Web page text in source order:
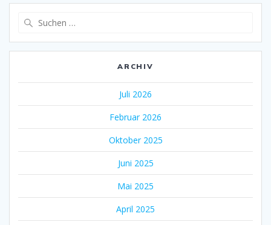
ARCHIV
Juli 2026
Februar 2026
Oktober 2025
Juni 2025
Mai 2025
April 2025